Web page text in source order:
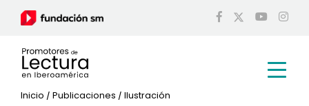
Inicio / Publicaciones / Ilustración